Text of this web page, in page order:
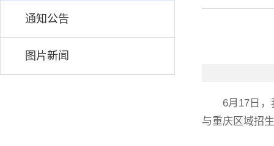
通知公告
图片新闻
6月17日
与重庆区域招